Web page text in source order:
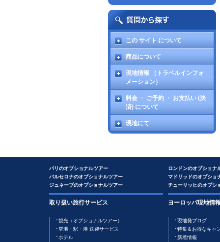
この サイト について
商品について
現地情報 （トラベルインフォ
メーション）
料金 ・ ご予約 ・ お支払い (決
済) について
現地にて
パリのオプショナルツアー
バルセロナのオプショナルツアー
ジュネーブのオプショナルツアー
ロンドンのオプショナ
マドリッドのオプショ
チューリッヒのオプシ
取り扱い旅行サービス
観光（オプショナルツアー）
空港・駅・港 送迎サービス
ホテル
ヨーロッパ現地情
現地発ブログ
特集＆お得なキャ
新着情報